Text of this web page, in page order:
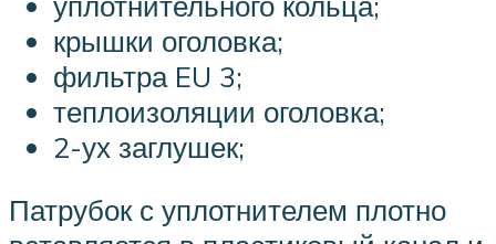
крышки оголовка;
фильтра EU 3;
теплоизоляции оголовка;
2-ух заглушек;
Патрубок с уплотнителем плотно